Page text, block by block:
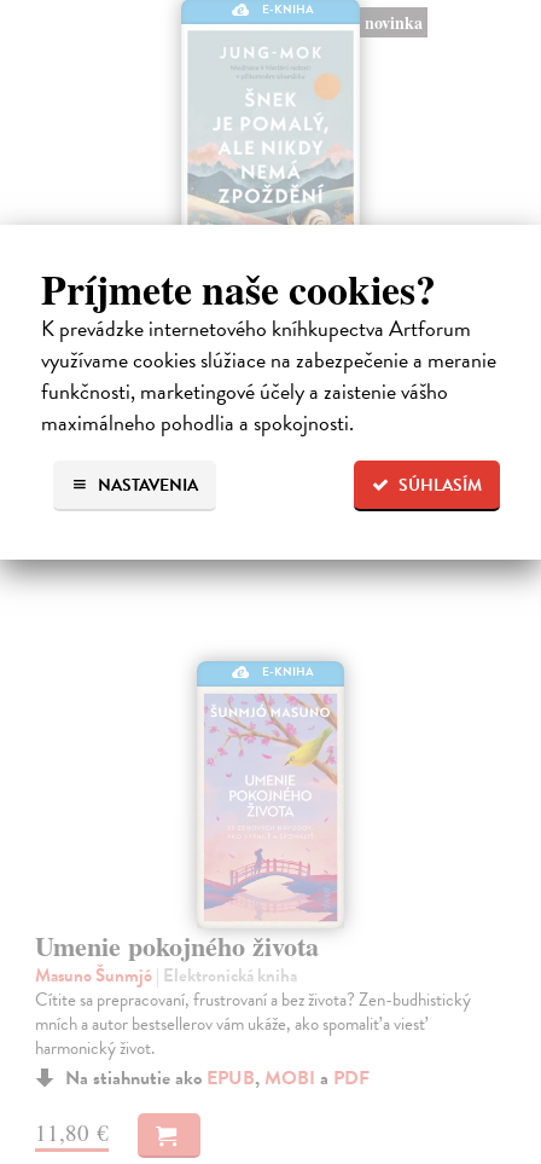
Príjmete naše cookies?
K prevádzke internetového kníhkupectva Artforum
využívame cookies slúžiace na zabezpečenie a meranie
funkčnosti, marketingové účely a zaistenie vášho
maximálneho pohodlia a spokojnosti.
SÚHLASÍM
NASTAVENIA
E-KNIHA
novinka
Šnek je pomalý, ale nikdy nemá zpoždění
Jung-mok| Elektronická kniha
Tichá revoluce proti kultuře spěchu a připomínka toho, že být pomalý
neznamená být líný Už vás někdy napadlo, že šnek, který se pohybuje
pomalu, nikdy nedorazí na konec cesty? Už jste ho někdy chtěli
popadnout…
Na stiahnutie akoEPUBaMOBI
11,13 €
E-KNIHA
Umenie pokojného života
Masuno Šunmjó| Elektronická kniha
Cítite sa prepracovaní, frustrovaní a bez života? Zen-budhistický
mních a autor bestsellerov vám ukáže, ako spomaliť a viesť
harmonický život.
Na stiahnutie ako EPUB, MOBI a PDF
11,80 €